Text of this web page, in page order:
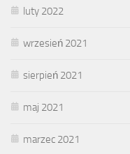
luty 2022
wrzesień 2021
sierpień 2021
maj 2021
marzec 2021